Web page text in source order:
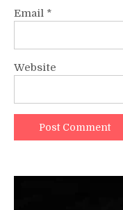
Email *
Website